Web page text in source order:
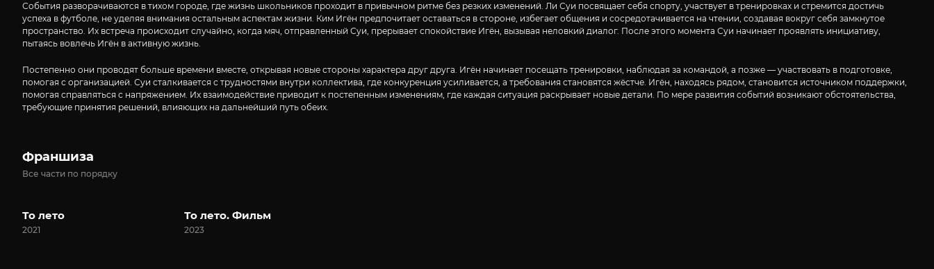
События разворачиваются в тихом городе, где жизнь школьников проходит в привычном ритме без резких изменений. Ли Суи посвящает себя спорту, участвует в тренировках и стремится достичь
успеха в футболе, не уделяя внимания остальным аспектам жизни. Ким Игён предпочитает оставаться в стороне, избегает общения и сосредотачивается на чтении, создавая вокруг себя замкнутое
пространство. Их встреча происходит случайно, когда мяч, отправленный Суи, прерывает спокойствие Игён, вызывая неловкий диалог. После этого момента Суи начинает проявлять инициативу,
пытаясь вовлечь Игён в активную жизнь.
Постепенно они проводят больше времени вместе, открывая новые стороны характера друг друга. Игён начинает посещать тренировки, наблюдая за командой, а позже — участвовать в подготовке,
помогая с организацией. Суи сталкивается с трудностями внутри коллектива, где конкуренция усиливается, а требования становятся жёстче. Игён, находясь рядом, становится источником поддержки,
помогая справляться с напряжением. Их взаимодействие приводит к постепенным изменениям, где каждая ситуация раскрывает новые детали. По мере развития событий возникают обстоятельства,
требующие принятия решений, влияющих на дальнейший путь обеих.
Франшиза
Все части по порядку
То лето
2021
То лето. Фильм
2023